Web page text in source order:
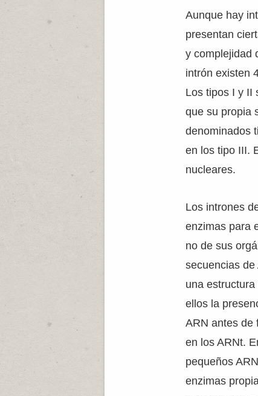
Aunque hay
presentan
y complejidad
intrón existen
Los tipos I y II
que su propia
denominados
en los tipo III.
nucleares.
Los intrones
enzimas para
no de sus
secuencias
una
ellos la
ARN antes de
en los ARNt.
pequeños
enzimas